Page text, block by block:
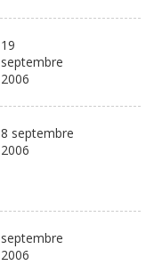
19
septembre
2006
8 septembre
2006
septembre
2006